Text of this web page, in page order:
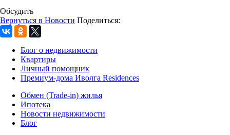
Обсудить
Вернуться в Новости Поделиться:
Блог о недвижимости
Квартиры
Личный помощник
Премиум-дома Иволга Residences
Обмен (Trade-in) жилья
Ипотека
Новости недвижимости
Блог